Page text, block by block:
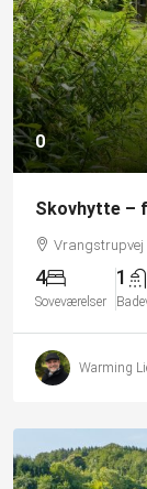
0
Skovhytte –
Vrangstrupvej
4
Soveværelser
1
Warming